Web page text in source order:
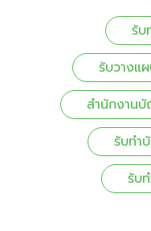
รับ
รับวางแ
สำนักงาน
รับทำ
รับ